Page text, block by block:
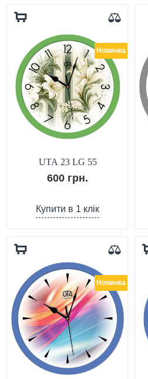
Новинка
UTA 23 LG 55
600 грн.
Купити в 1 клік
Новинка